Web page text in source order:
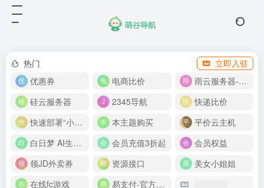
热门
立即入驻
优惠券
电商比价
雨云服务器-新人首月 5 折
硅云服务器
2345导航
快递比价
快速部署“小龙虾”
本主题购买
平价云主机
白日梦 AI生成50分钟视频
会员充值3折起
会员权益
领JD外卖券
资源接口
美女小姐姐
在线fc游戏
易支付-官方网站